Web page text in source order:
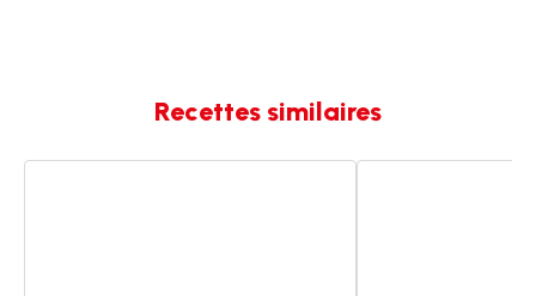
Recettes similaires